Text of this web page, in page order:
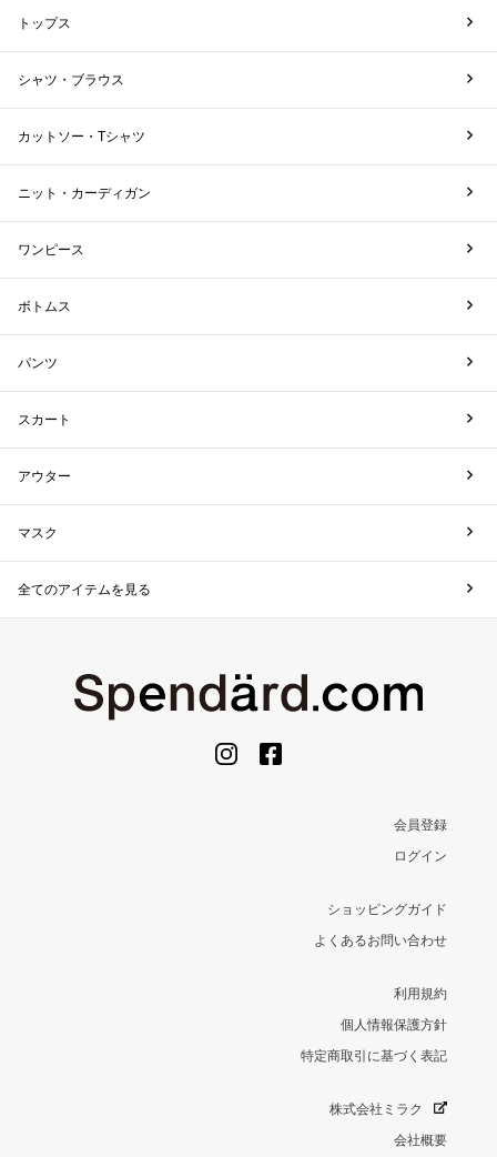
トップス
シャツ・ブラウス
カットソー・Tシャツ
ニット・カーディガン
ワンピース
ボトムス
パンツ
スカート
アウター
マスク
全てのアイテムを見る
会員登録
ログイン
ショッピングガイド
よくあるお問い合わせ
利用規約
個人情報保護方針
特定商取引に基づく表記
株式会社ミラク
会社概要